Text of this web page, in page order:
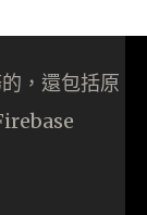
，還包括原